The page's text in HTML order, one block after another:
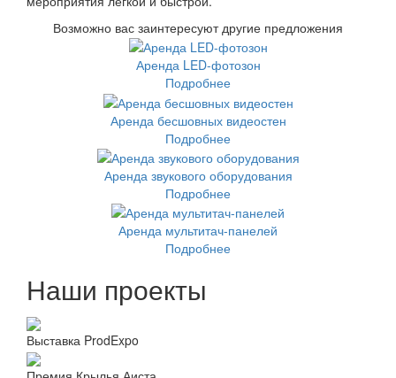
Возможно вас заинтересуют другие предложения
Аренда LED-фотозон
Подробнее
Аренда бесшовных видеостен
Подробнее
Аренда звукового оборудования
Подробнее
Аренда мультитач-панелей
Подробнее
Наши проекты
Выставка ProdExpo